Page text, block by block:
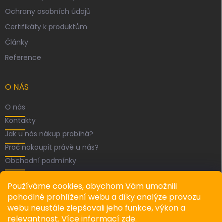
Používáme cookies, abychom Vám umožnili
pohodlné prohlížení webu a díky analýze provozu
webu neustále zlepšovali jeho funkce, výkon a
relevantnost. Více informací zde.
Ochrany osobních údajů
Certifikáty k produktům
Články
Reference
O NÁS
O nás
Kontakty
Jak u nás nákup probíhá?
Proč nakoupit právě u nás?
Obchodní podmínky
FACEBOOK